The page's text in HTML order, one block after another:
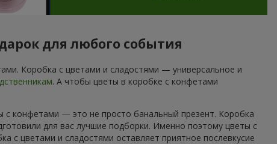
для любого события
Коробка с цветами и сладостями — универсальное и
. А чтобы цветы в коробке с конфетами
с конфетами — это не просто банальный презент. Коробка
для вас лучшие подборки. Именно поэтому цветы с
с цветами и сладостями оставляет приятное послевкусие